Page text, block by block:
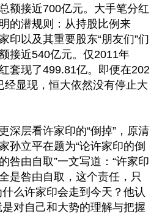
额接近700亿元。大手笔分红
的潜规则：从持股比例来
印以及其重要股东“朋友们”们
接近540亿元。仅2011年
套现了499.81亿。即便在202
经显现，恒大依然没有停止大
层看许家印的“倒掉”，原清
孙立平在题为“论许家印的倒
咎由自取”一文写道：“许家印
是咎由自取，这个责任，只
么许家印会走到今天？他认
对自己和大势的理解与把握